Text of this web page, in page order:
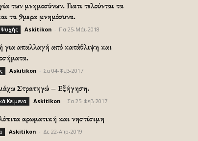
των μνημοσύνων. Γιατι τελούνται τα
τα 9μερα μνημόσυνα.
Askitikon Πα 25-Μάι-2018
για απαλλαγή από κατάθλιψη και
Askitikon Σα 04-Φεβ-2017
Στρατηγώ – Εξήγηση.
Κείμενα Askitikon Σα 25-Φεβ-2017
αρωματική και νηστίσιμη
Askitikon Δε 22-Απρ-2019